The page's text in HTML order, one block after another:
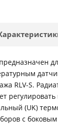
RLV-S.
(UK)
с